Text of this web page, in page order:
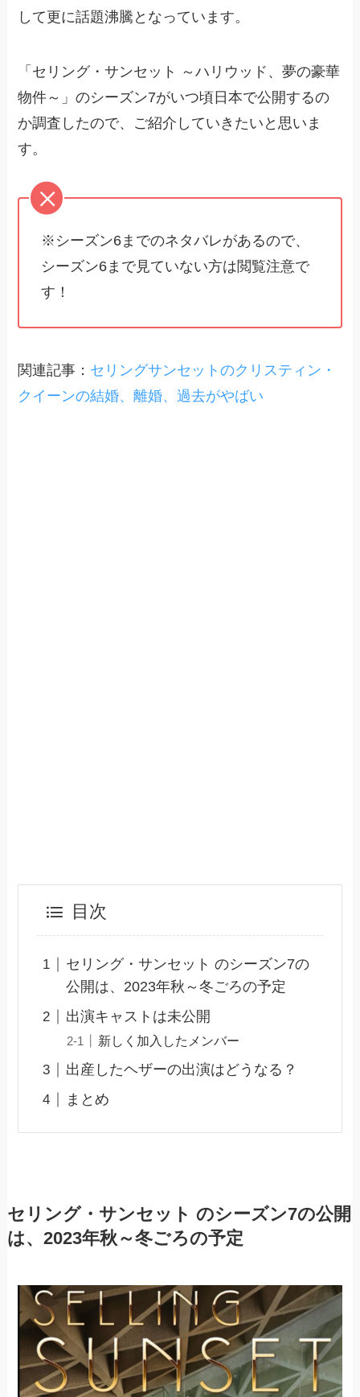
して更に話題沸騰となっています。
「セリング・サンセット ～ハリウッド、夢の豪華
物件～」のシーズン7がいつ頃日本で公開するの
か調査したので、ご紹介していきたいと思いま
す。
※シーズン6までのネタバレがあるので、
シーズン6まで見ていない方は閲覧注意で
す！
関連記事： セリングサンセットのクリスティン・
クイーンの結婚、離婚、過去がやばい
目次
セリング・サンセット のシーズン7の
公開は、2023年秋～冬ごろの予定
出演キャストは未公開
新しく加入したメンバー
出産したヘザーの出演はどうなる？
まとめ
セリング・サンセット のシーズン7の公開
は、2023年秋～冬ごろの予定